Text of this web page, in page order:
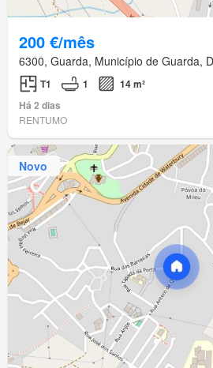
200 €/mês
6300, Guarda, Município de Guarda,
T1 1
14 m²
Há 2 dias
RENTUMO
Novo